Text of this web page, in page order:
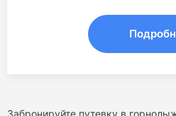
Забронируйте путевку в